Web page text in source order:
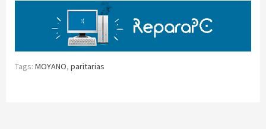
Tags: MOYANO, paritarias